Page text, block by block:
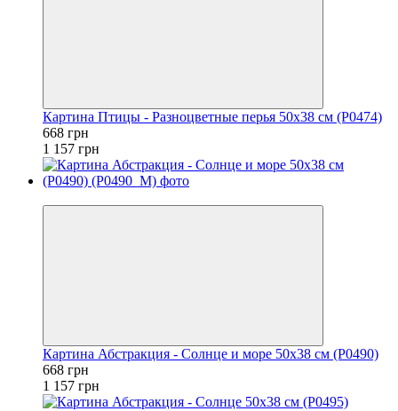
Картина Птицы - Разноцветные перья 50x38 см (P0474)
668 грн
1 157 грн
Картина Абстракция - Солнце и море 50x38 см (P0490)
668 грн
1 157 грн